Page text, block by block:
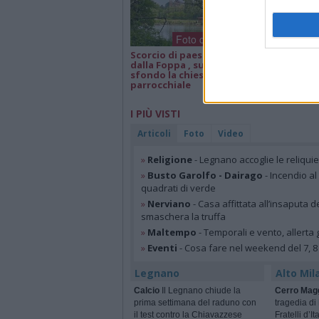
Foto dei lettori
Scorcio di paesaggio
dalla Foppa , sullo
sfondo la chiesa
parrocchiale
I PIÙ VISTI
Articoli Foto Video
» Religione- Legnano accoglie le
» Busto Garolfo - Dairago - Incendio
quadrati di verde
» Nerviano - Casa affittata all’insaputa
smaschera la truffa
» Maltempo - Temporali e vento, allerta
» Eventi - Cosa fare nel weekend del 7,
Legnano
Calcio Il Legnano chiude la
prima settimana del raduno con
il test contro la Chiavazzese
Alto
Cerro
tragedia di
Fratelli